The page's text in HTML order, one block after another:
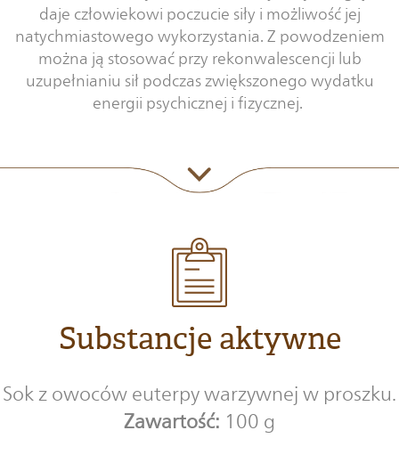
daje człowiekowi poczucie siły i możliwość jej
natychmiastowego wykorzystania. Z powodzeniem
można ją stosować przy rekonwalescencji lub
uzupełnianiu sił podczas zwiększonego wydatku
energii psychicznej i fizycznej.
Substancje aktywne
Sok z owoców euterpy warzywnej w proszku.
Zawartość: 100 g